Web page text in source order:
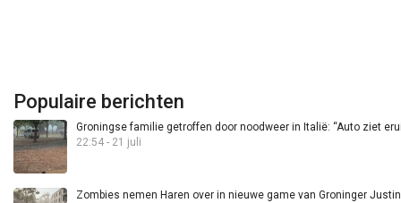
Populaire berichten
Groningse familie getroffen door noodweer in Italië: “Auto ziet
22:54 - 21 juli
Zombies nemen Haren over in nieuwe game van Groninger